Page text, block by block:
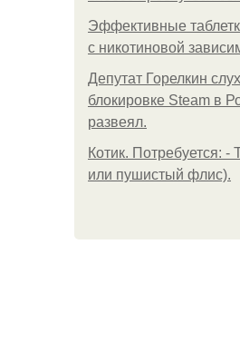
Эффективные
с никотиновой
Депутат Горелкин
блокировке Steam в
развеял.
Котик. Потребуется: -
или пушистый флис).